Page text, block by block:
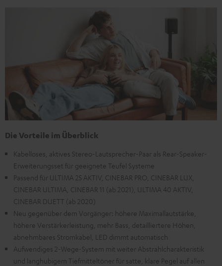
Die Vorteile im Überblick
Kabelloses, aktives Stereo-Lautsprecher-Paar als Rear-Speaker-
Erweiterungsset für geeignete Teufel Systeme
Passend für ULTIMA 25 AKTIV, CINEBAR PRO, CINEBAR LUX,
CINEBAR ULTIMA, CINEBAR 11 (ab 2021), ULTIMA 40 AKTIV,
CINEBAR DUETT (ab 2020)
Neu gegenüber dem Vorgänger: höhere Maximallautstärke,
höhere Verstärkerleistung, mehr Bass, detailliertere Höhen,
abnehmbares Stromkabel, LED dimmt automatisch
Aufwendiges 2-Wege-System mit weiter Abstrahlcharakteristik
und langhubigem Tiefmitteltöner für satte, klare Pegel auf allen